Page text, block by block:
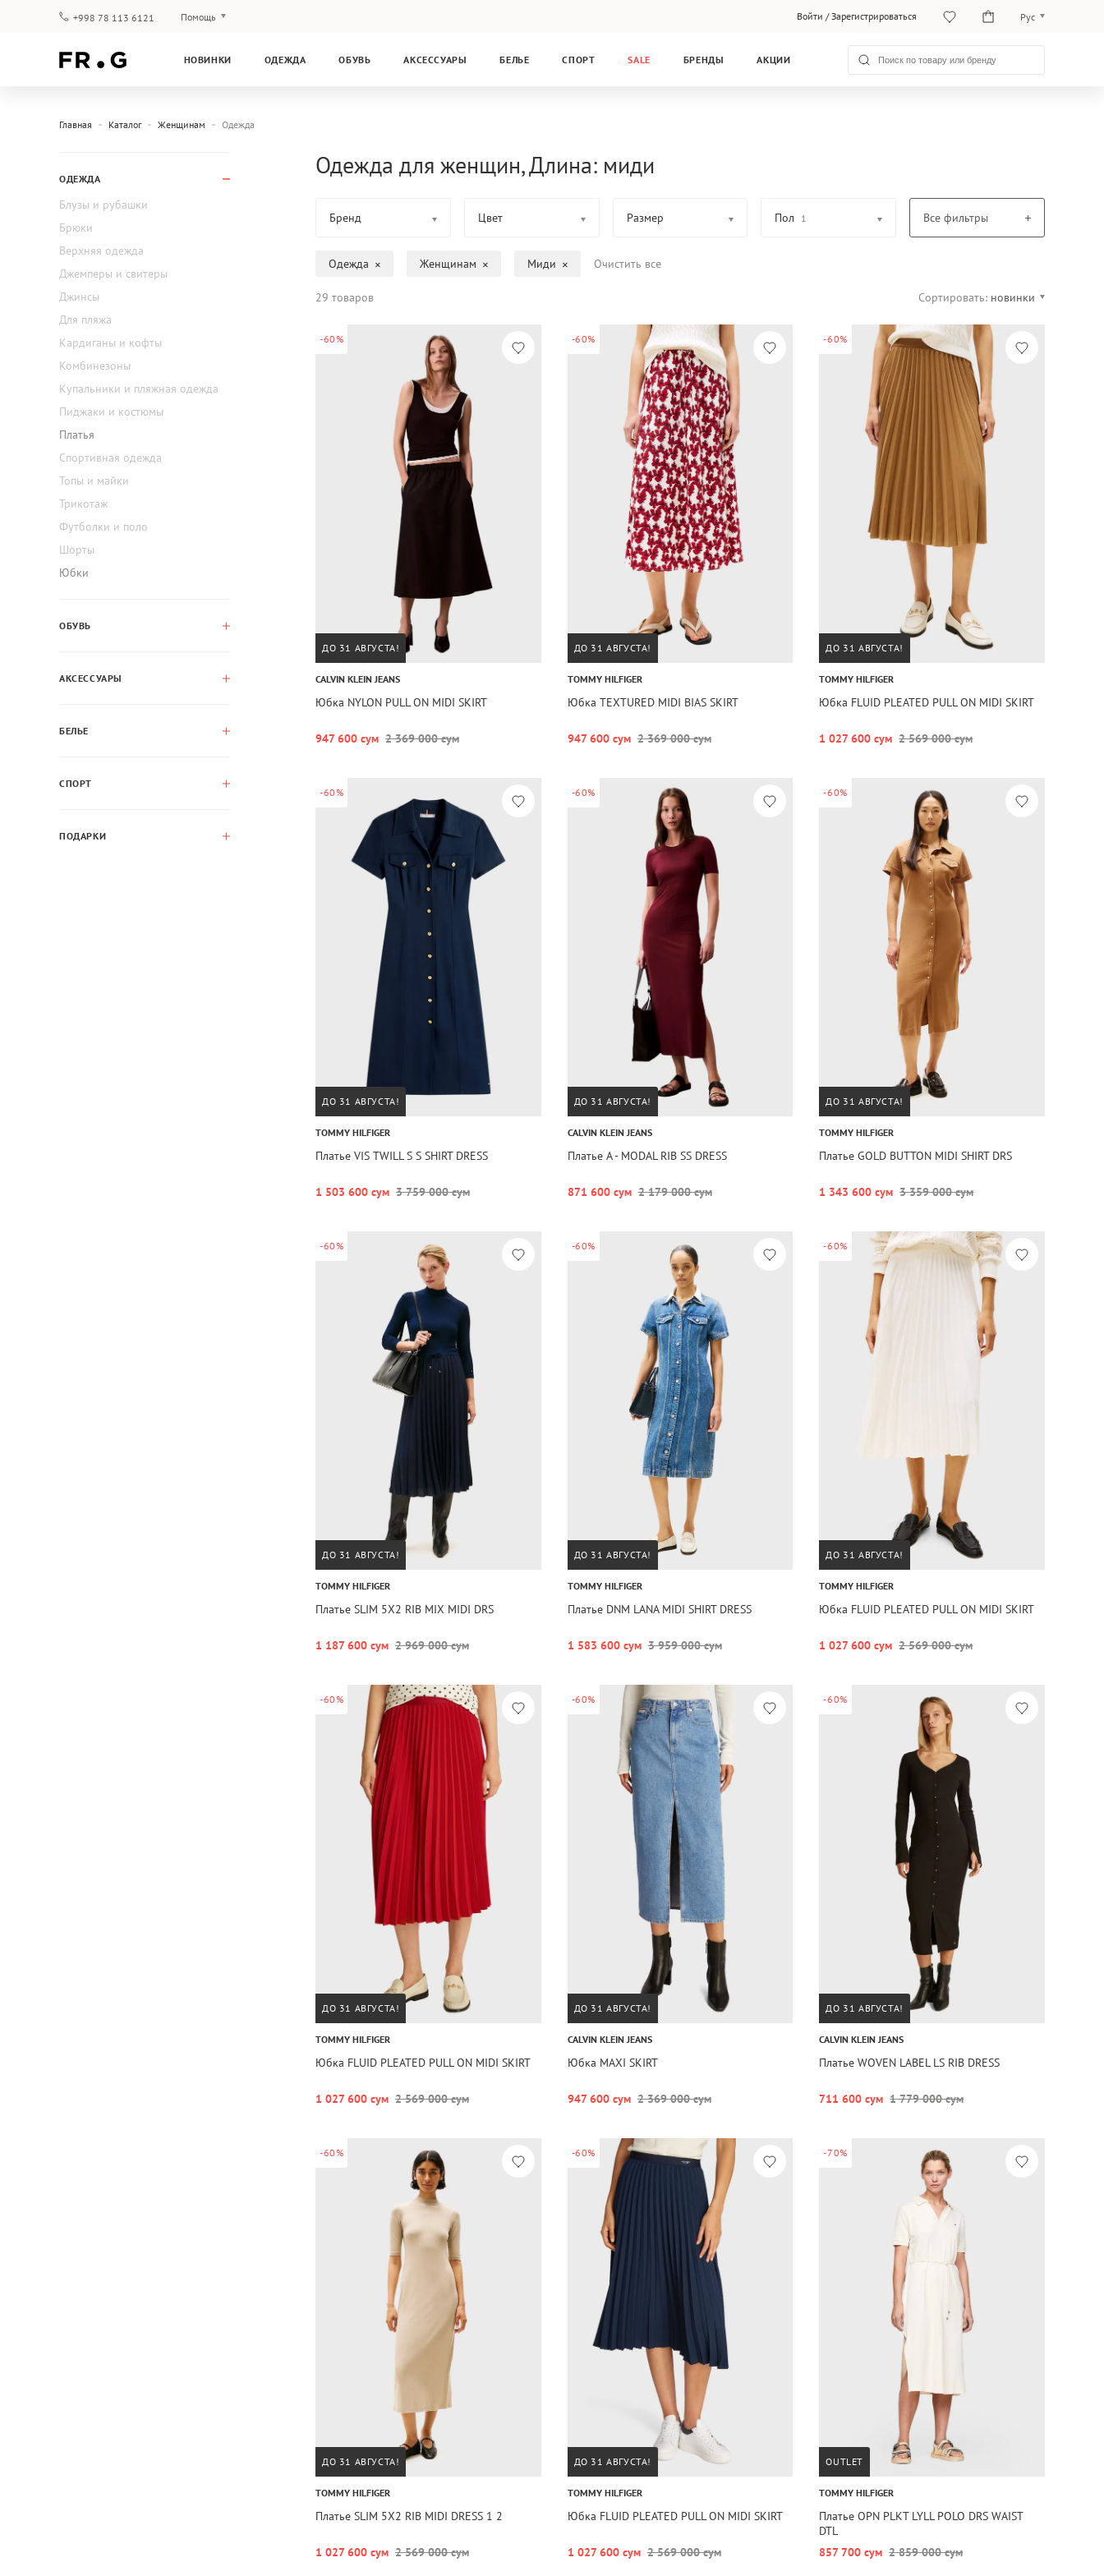
+998 78 113 6121 Помощь Войти /Зарегистрироваться Рус
Рус
НОВИНКИ ОДЕЖДА ОБУВЬ АКСЕССУАРЫ БЕЛЬЕ СПОРТ SALE БРЕНДЫ АКЦИИ
Главная Каталог Женщинам Одежда
ОДЕЖДА
Блузы и рубашки
Брюки
Верхняя одежда
Джемперы и свитеры
Джинсы
Для пляжа
Кардиганы и кофты
Комбинезоны
Купальники и пляжная одежда
Пиджаки и костюмы
Платья
Спортивная одежда
Топы и майки
Трикотаж
Футболки и поло
Шорты
Юбки
ОБУВЬ
АКСЕССУАРЫ
БЕЛЬЕ
СПОРТ
ПОДАРКИ
Одежда для женщин, Длина: миди
Бренд Цвет Размер Пол 1 Все фильтры
Одежда Женщинам Миди Очистить все
29 товаров Сортировать: новинки
-60%
ДО 31 АВГУСТА!
CALVIN KLEIN JEANS
Юбка NYLON PULL ON MIDI SKIRT
947 600 сум 2 369 000 сум
-60%
ДО 31 АВГУСТА!
TOMMY HILFIGER
Юбка TEXTURED MIDI BIAS SKIRT
947 600 сум 2 369 000 сум
-60%
ДО 31 АВГУСТА!
TOMMY HILFIGER
Юбка FLUID PLEATED PULL ON MIDI SKIRT
1 027 600 сум 2 569 000 сум
-60%
ДО 31 АВГУСТА!
TOMMY HILFIGER
Платье VIS TWILL S S SHIRT DRESS
1 503 600 сум 3 759 000 сум
-60%
ДО 31 АВГУСТА!
CALVIN KLEIN JEANS
Платье A - MODAL RIB SS DRESS
871 600 сум 2 179 000 сум
-60%
ДО 31 АВГУСТА!
TOMMY HILFIGER
Платье GOLD BUTTON MIDI SHIRT DRS
1 343 600 сум 3 359 000 сум
-60%
ДО 31 АВГУСТА!
TOMMY HILFIGER
Платье SLIM 5X2 RIB MIX MIDI DRS
1 187 600 сум 2 969 000 сум
-60%
ДО 31 АВГУСТА!
TOMMY HILFIGER
Платье DNM LANA MIDI SHIRT DRESS
1 583 600 сум 3 959 000 сум
-60%
ДО 31 АВГУСТА!
TOMMY HILFIGER
Юбка FLUID PLEATED PULL ON MIDI SKIRT
1 027 600 сум 2 569 000 сум
-60%
ДО 31 АВГУСТА!
TOMMY HILFIGER
Юбка FLUID PLEATED PULL ON MIDI SKIRT
1 027 600 сум 2 569 000 сум
-60%
ДО 31 АВГУСТА!
CALVIN KLEIN JEANS
Юбка MAXI SKIRT
947 600 сум 2 369 000 сум
-60%
ДО 31 АВГУСТА!
CALVIN KLEIN JEANS
Платье WOVEN LABEL LS RIB DRESS
711 600 сум 1 779 000 сум
-60%
ДО 31 АВГУСТА!
TOMMY HILFIGER
Платье SLIM 5X2 RIB MIDI DRESS 1 2
1 027 600 сум 2 569 000 сум
-60%
ДО 31 АВГУСТА!
TOMMY HILFIGER
Юбка FLUID PLEATED PULL ON MIDI SKIRT
1 027 600 сум 2 569 000 сум
-70%
OUTLET
TOMMY HILFIGER
Платье OPN PLKT LYLL POLO DRS WAIST
DTL
857 700 сум 2 859 000 сум